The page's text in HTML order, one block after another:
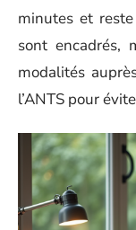
minutes et
sont encadrés,
modalités
l’ANTS pour